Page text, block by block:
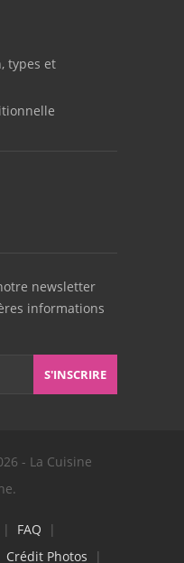
types et
newsletter
informations
S'INSCRIRE
- La Cuisine
| FAQ |
Crédit Photos |